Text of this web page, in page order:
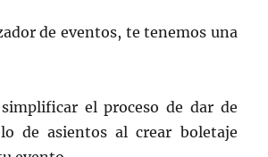
de eventos, te tenemos una
simplificar el proceso de dar de
de asientos al crear boletaje